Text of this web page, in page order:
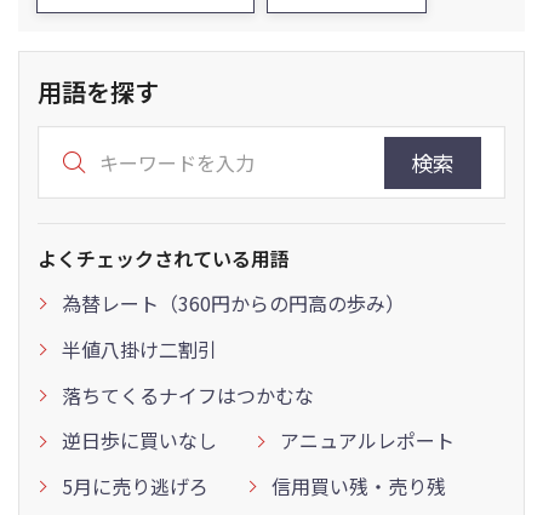
用語を探す
検索
よくチェックされている用語
為替レート（360円からの円高の歩み）
半値八掛け二割引
落ちてくるナイフはつかむな
逆日歩に買いなし
アニュアルレポート
5月に売り逃げろ
信用買い残・売り残